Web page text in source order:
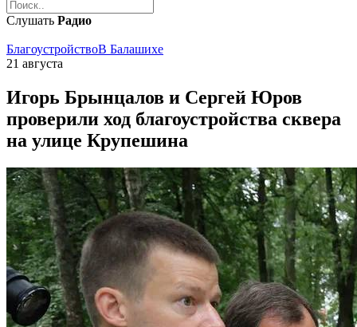
Слушать Радио
БлагоустройствоВ Балашихе
21 августа
Игорь Брынцалов и Сергей Юров
проверили ход благоустройства сквера
на улице Крупешина